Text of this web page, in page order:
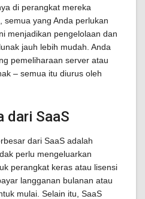
di perangkat mereka
semua yang Anda perlukan
menjadikan pengelolaan dan
jauh lebih mudah. Anda
pemeliharaan server atau
– semua itu diurus oleh
dari SaaS
dari SaaS adalah
perlu mengeluarkan
perangkat keras atau lisensi
langganan bulanan atau
mulai. Selain itu, SaaS